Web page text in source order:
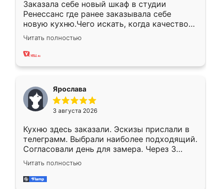
Заказала себе новый шкаф в студии
Ренессанс где ранее заказывала себе
новую кухню.Чего искать, когда качеством
вполне довольна. Служит кухня уже почти
два года, нареканий нет.
Читать полностью
Ярослава
3 августа 2026
Кухню здесь заказали. Эскизы прислали в
телеграмм. Выбрали наиболее подходящий.
Согласовали день для замера. Через 3
недели кухня была уже готова. Остались
довольны работой. Спасибо Ренессанс
мебель за качественную работу!
Читать полностью